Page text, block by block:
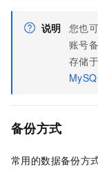
说明 您也
账号
存储于
备份方式
常用的数据备份方